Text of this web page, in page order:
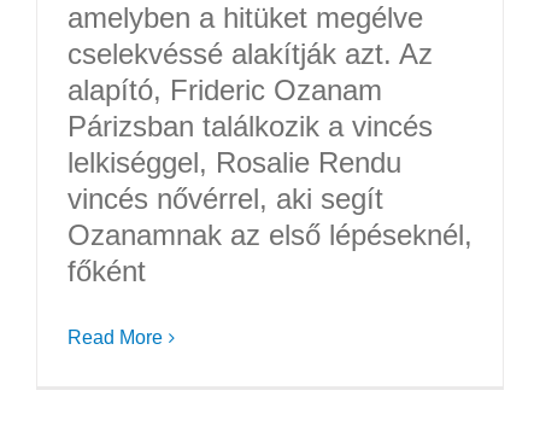
amelyben a hitüket megélve
cselekvéssé alakítják azt. Az
alapító, Frideric Ozanam
Párizsban találkozik a vincés
lelkiséggel, Rosalie Rendu
vincés nővérrel, aki segít
Ozanamnak az első lépéseknél,
főként
Read More